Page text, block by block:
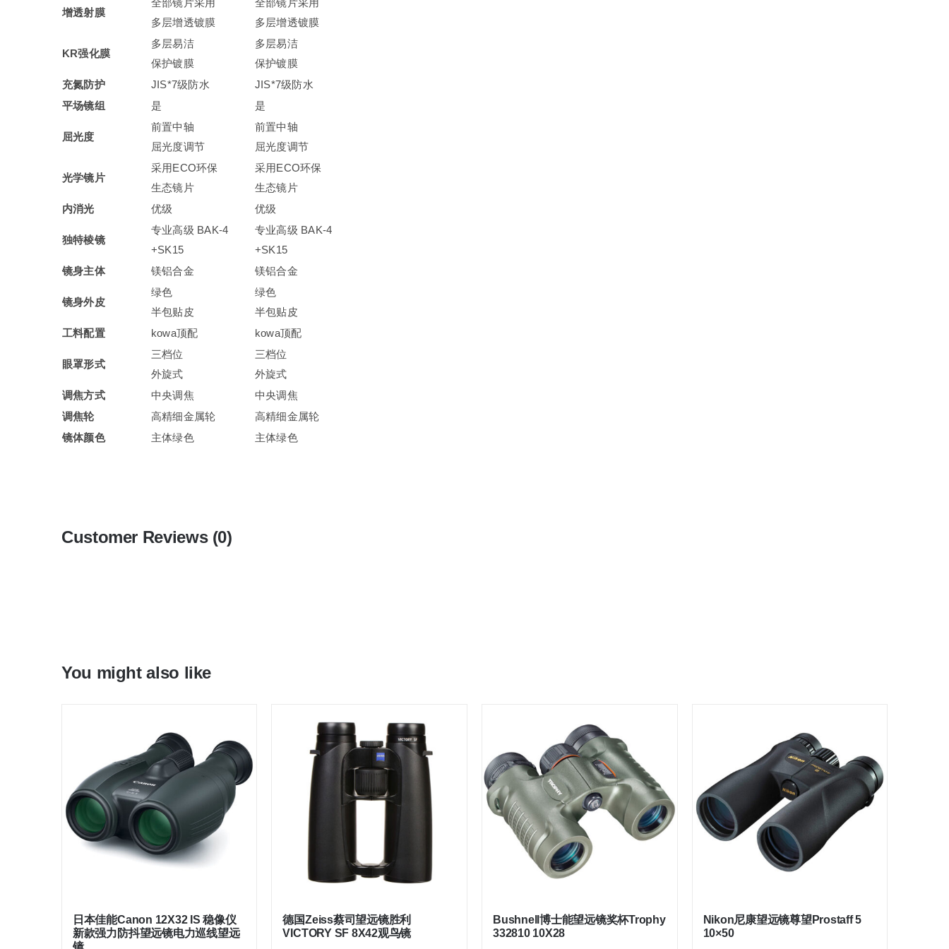
增透射膜
多层增透镀膜
多层增透镀膜
KR强化膜
多层易洁
保护镀膜
多层易洁
保护镀膜
充氮防护
JIS*7级防水
JIS*7级防水
平场镜组
是 是
屈光度
前置中轴
屈光度调节
前置中轴
屈光度调节
光学镜片
采用ECO环保
生态镜片
采用ECO环保
生态镜片
内消光
优级 优级
独特棱镜
专业高级 BAK-4
+SK15
专业高级 BAK-4
+SK15
镜身主体
镁铝合金 镁铝合金
镜身外皮
绿色
半包贴皮
绿色
半包贴皮
工料配置
kowa顶配 kowa顶配
眼罩形式
三档位
外旋式
三档位
外旋式
调焦方式
中央调焦
中央调焦
调焦轮
高精细金属轮
高精细金属轮
镜体颜色
主体绿色 主体绿色
Customer Reviews (0)
You might also like
日本佳能Canon 12X32 IS 稳像仪
新款强力防抖望远镜电力巡线望远
德国Zeiss蔡司望远镜胜利
VICTORY SF 8X42观鸟镜
Bushnell博士能望远镜奖杯Trophy
332810 10X28
Nikon尼康望远镜尊望Prostaff 5
10×50